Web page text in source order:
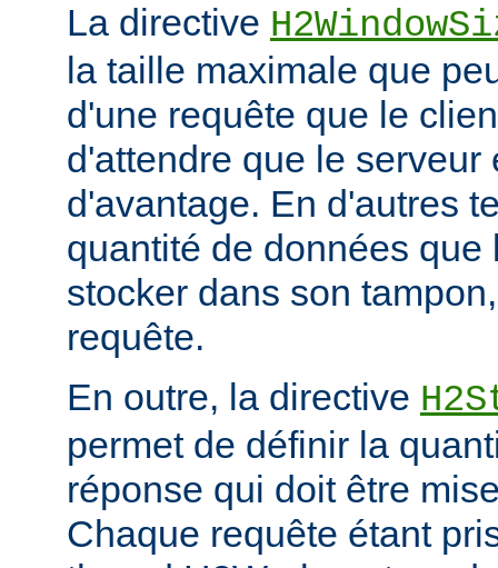
La directive
la taille maximale que
d'une requête que le
d'attendre que le serveur
d'avantage. En d'autres
quantité de données que
stocker dans son
requête.
En outre, la directive
permet de définir la
réponse qui doit être
Chaque requête étant